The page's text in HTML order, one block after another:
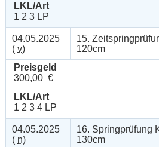
LKL/Art
1 2 3 LP
04.05.2025
( v)
15.
120cm
Preisgeld
300,00 €
LKL/Art
1 2 3 4 LP
04.05.2025
( n)
16. Springprüfung
130cm